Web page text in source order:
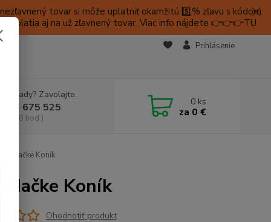
tovar si môže uplatniť okamžitú 5️⃣% zľavu s kódom:
platia aj na už zľavnený tovar. Viac info nájdete 👉👉👉TU
Prihlásenie
si rady? Zavolajte.
675 525
9-18 hod.)
0 ks
za 0 €
Koník
Koník
Ohodnotiť produkt